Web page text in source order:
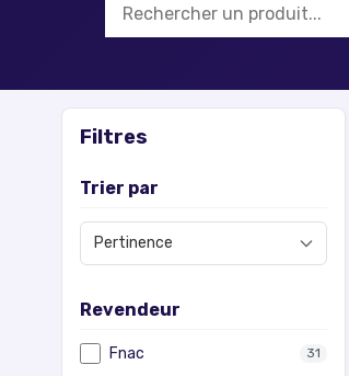
Filtres
Trier par
Revendeur
Fnac 31